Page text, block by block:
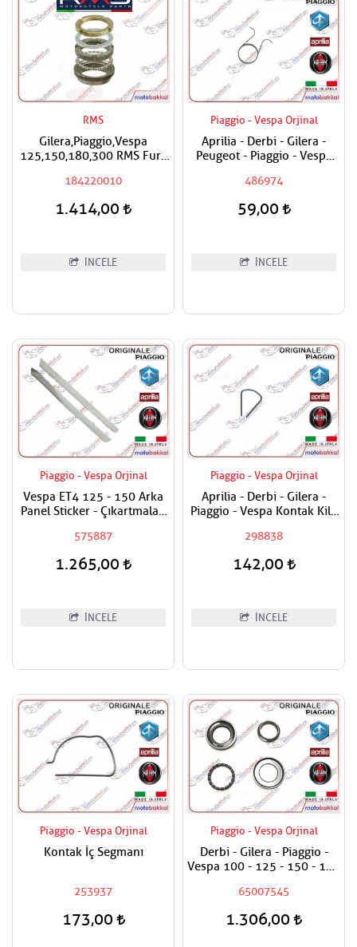
RMS
Gilera,Piaggio,Vespa
125,150,180,300 RMS Furş
Maşa Bilyası
184220010
1.414,00
İNCELE
Piaggio - Vespa Orjinal
Aprilia - Derbi - Gilera -
Peugeot - Piaggio - Vespa
486974
59,00
İNCELE
Piaggio - Vespa Orjinal
Vespa ET4 125 - 150 Arka
Panel Sticker - Çıkartmaları
575887
1.265,00
İNCELE
Piaggio - Vespa Orjinal
Aprilia - Derbi - Gilera -
Piaggio - Vespa Kontak Kilit
298838
142,00
İNCELE
Piaggio - Vespa Orjinal
Kontak İç Segmanı
253937
173,00
Piaggio - Vespa Orjinal
Derbi - Gilera - Piaggio -
Vespa 100 - 125 - 150 - 180
Maşa Rulman Set Alt - Furş
Rulman Set Alt
65007545
1.306,00